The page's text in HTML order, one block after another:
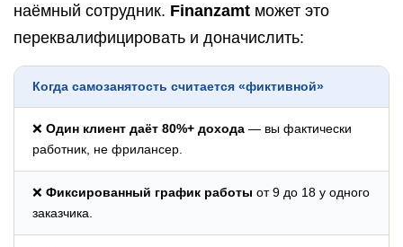
наёмный сотрудник. Finanzamt может это
переквалифицировать и доначислить:
Когда самозанятость считается «фиктивной»
❌ Один клиент даёт 80%+ дохода — вы фактически
работник, не фрилансер.
❌ Фиксированный график работы от 9 до 18 у одного
заказчика.